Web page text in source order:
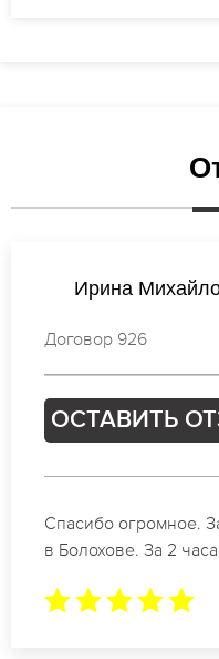
Виктория
Договор 925
ОСТАВИТЬ
Отличные
коррекции бровей